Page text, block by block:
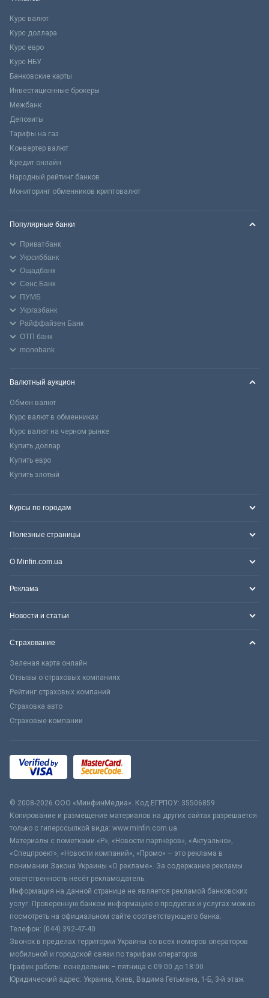
Курс валют
Курс доллара
Курс евро
Курс НБУ
Банковские карты
Инвестиционные брокеры
Межбанк
Депозиты
Тарифы на газ
Конвертер валют
Кредит онлайн
Народный рейтинг банков
Мониторинг обменников криптовалют
Популярные банки
Приватбанк
Укрсиббанк
Ощадбанк
Сенс Банк
ПУМБ
Укргазбанк
Райффайзен Банк
ОТП банк
monobank
Валютный аукцион
Обмен валют
Курс валют в обменниках
Курс валют на черном рынке
Купить доллар
Купить евро
Купить злотый
Курсы по городам
Полезные страницы
О Minfin.com.ua
Реклама
Новости и статьи
Страхование
Зеленая карта онлайн
Отзывы о страховых компаниях
Рейтинг страховых компаний
Страховка авто
Страховые компании
© 2008-2026 ООО «МинфинМедиа». Код ЕГРПОУ: 35506859
Копирование и размещение материалов на других сайтах разрешается
только с гиперссылкой вида: www.minfin.com.ua
Материалы с пометками «Р», «Новости партнёров», «Актуально»,
«Спецпроект», «Новости компаний», «Промо» – это реклама в
понимании Закона Украины «О рекламе». За содержание рекламы
ответственность несёт рекламодатель.
Информация на данной странице не является рекламой банковских
услуг. Проверенную банком информацию о продуктах и услугах можно
посмотреть на официальном сайте соответствующего банка.
Телефон: (044) 392-47-40
Звонок в пределах территории Украины со всех номеров операторов
мобильной и городской связи по тарифам операторов
График работы: понедельник – пятница с 09:00 до 18:00
Юридический адрес: Украина, Киев, Вадима Гетьмана, 1-Б, 3-й этаж